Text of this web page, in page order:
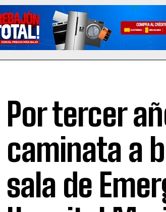
Por tercer
caminata a
sala de